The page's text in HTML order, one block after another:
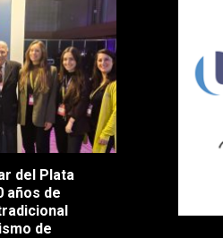
del Plata
años de
de